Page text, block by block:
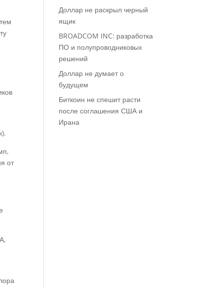
от
Доллар не раскрыл черный
ящик
BROADCOM INC: разработка
ПО и полупроводниковых
решений
Доллар не думает о
будущем
Биткоин не спешит расти
после соглашения США и
Ирана